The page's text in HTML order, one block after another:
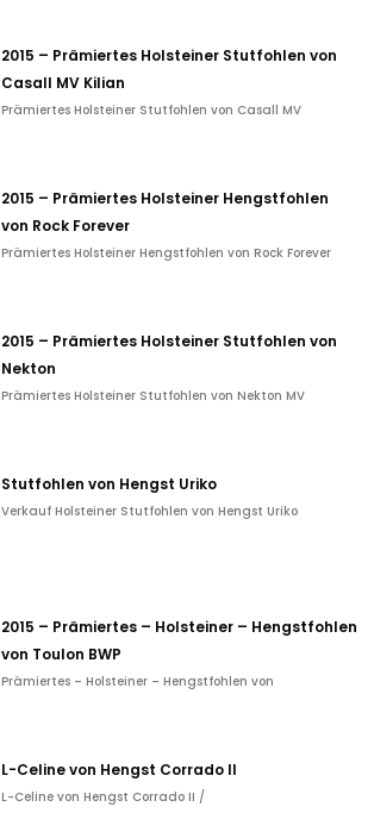
2015 – Prämiertes Holsteiner Stutfohlen von
Casall MV Kilian
Prämiertes Holsteiner Stutfohlen von Casall MV
2015 – Prämiertes Holsteiner Hengstfohlen
von Rock Forever
Prämiertes Holsteiner Hengstfohlen von Rock Forever
2015 – Prämiertes Holsteiner Stutfohlen von
Nekton
Prämiertes Holsteiner Stutfohlen von Nekton MV
Stutfohlen von Hengst Uriko
Verkauf Holsteiner Stutfohlen von Hengst Uriko
2015 – Prämiertes – Holsteiner – Hengstfohlen
von Toulon BWP
Prämiertes – Holsteiner – Hengstfohlen von
L-Celine von Hengst Corrado II
L-Celine von Hengst Corrado II /